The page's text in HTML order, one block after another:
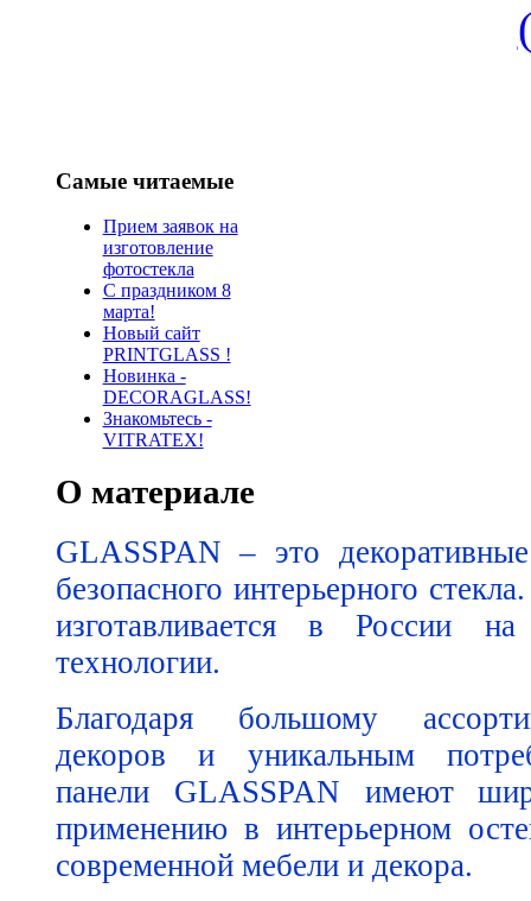
Самые читаемые
Прием заявок на
изготовление
фотостекла
С праздником 8
марта!
Новый сайт
PRINTGLASS !
Новинка -
DECORAGLASS!
Знакомьтесь -
VITRATEX!
О материале
GLASSPAN – это
безопасного интерьерного
изготавливается в России
технологии.
Благодаря большому
декоров и уникальным
панели GLASSPAN имеют
применению в интерьерном
современной мебели и декора.